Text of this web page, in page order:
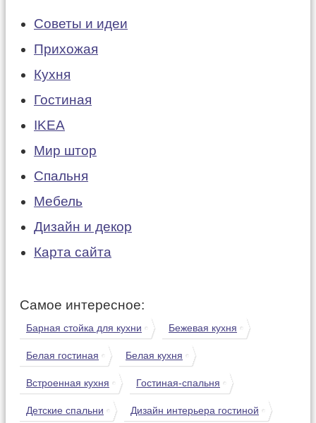
Советы и идеи
Прихожая
Кухня
Гостиная
IKEA
Мир штор
Спальня
Мебель
Дизайн и декор
Карта сайта
Самое интересное:
Барная стойка для кухни Бежевая кухня
Белая гостиная Белая кухня
Встроенная кухня Гостиная-спальня
Детские спальни Дизайн интерьера гостиной